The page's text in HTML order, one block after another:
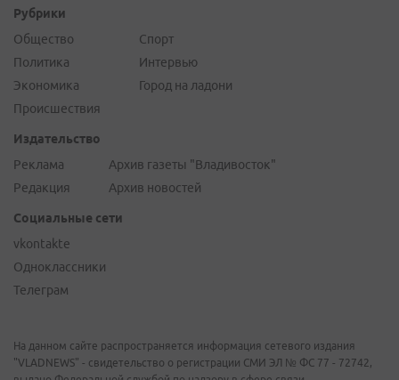
Рубрики
Общество
Политика
Экономика
Происшествия
Спорт
Интервью
Город на ладони
Издательство
Реклама
Редакция
Архив газеты "Владивосток"
Архив новостей
Социальные сети
vkontakte
Одноклассники
Телеграм
На данном сайте распространяется информация сетевого издания
"VLADNEWS" - свидетельство о регистрации СМИ ЭЛ № ФС 77 - 72742,